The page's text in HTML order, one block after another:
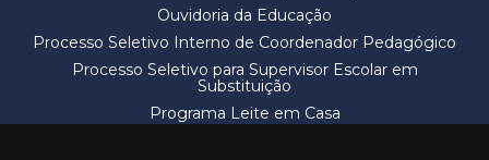
Ouvidoria da Educação
Processo Seletivo Interno de Coordenador Pedagógico
Processo Seletivo para Supervisor Escolar em
Substituição
Programa Leite em Casa